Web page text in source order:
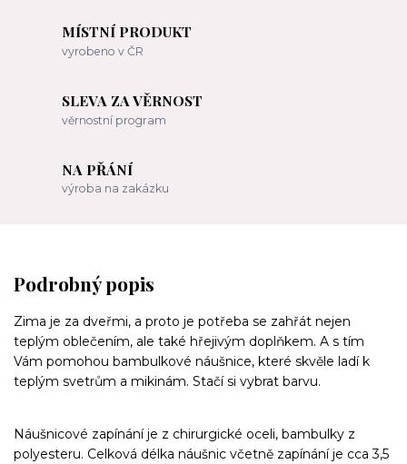
MÍSTNÍ PRODUKT
vyrobeno v ČR
SLEVA ZA VĚRNOST
věrnostní program
NA PŘÁNÍ
výroba na zakázku
Podrobný popis
Zima je za dveřmi, a proto je potřeba se zahřát nejen
teplým oblečením, ale také hřejivým doplňkem. A s tím
Vám pomohou bambulkové náušnice, které skvěle ladí k
teplým svetrům a mikinám. Stačí si vybrat barvu.
Náušnicové zapínání je z chirurgické oceli, bambulky z
polyesteru. Celková délka náušnic včetně zapínání je cca 3,5